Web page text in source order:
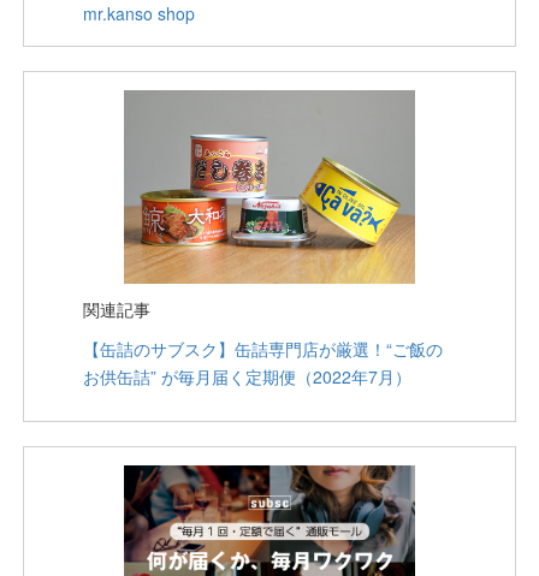
mr.kanso shop
関連記事
【缶詰のサブスク】缶詰専門店が厳選！“ご飯の
お供缶詰” が毎月届く定期便（2022年7月）